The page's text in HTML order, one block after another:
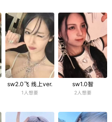
sw2.0飞 线上ver.
1人想要
sw1.0智
2人想要